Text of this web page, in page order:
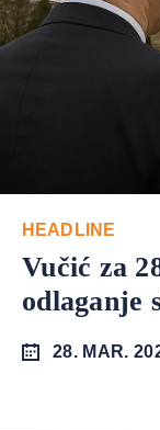
HEADLINE
Vučić za
odlaganje
28. MAR.